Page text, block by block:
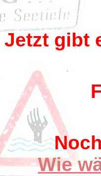
Jetzt gibt
Wie